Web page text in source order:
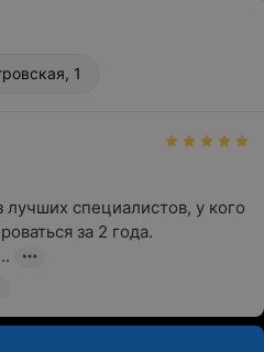
1
лучших специалистов, у кого
за 2 года.